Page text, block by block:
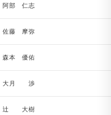
阿部 仁志
佐藤 摩弥
森本 優佑
大月 渉
辻 大樹